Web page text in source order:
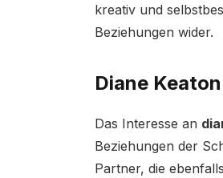
kreativ und
Beziehungen wider.
Diane
Das Interesse an
Beziehungen der
Partner, die